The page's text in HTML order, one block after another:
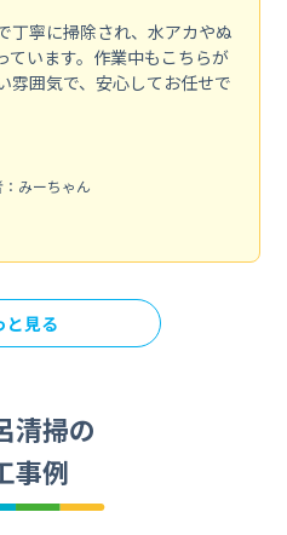
丁寧に掃除され、水アカやぬ
ています。作業中もこちらが
雰囲気で、安心してお任せで
みーちゃん
と見る
清掃の
事例